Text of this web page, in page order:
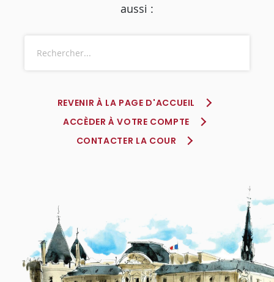
aussi :
REVENIR À LA PAGE D'ACCUEIL
ACCÈDER À VOTRE COMPTE
CONTACTER LA COUR